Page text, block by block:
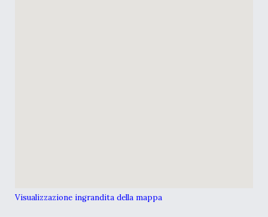
Visualizzazione ingrandita della mappa